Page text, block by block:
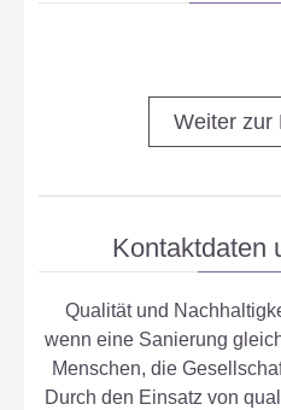
Weiter zur
Kontaktdaten
Qualität und
wenn eine Sanierung
Menschen, die
Durch den Einsatz von